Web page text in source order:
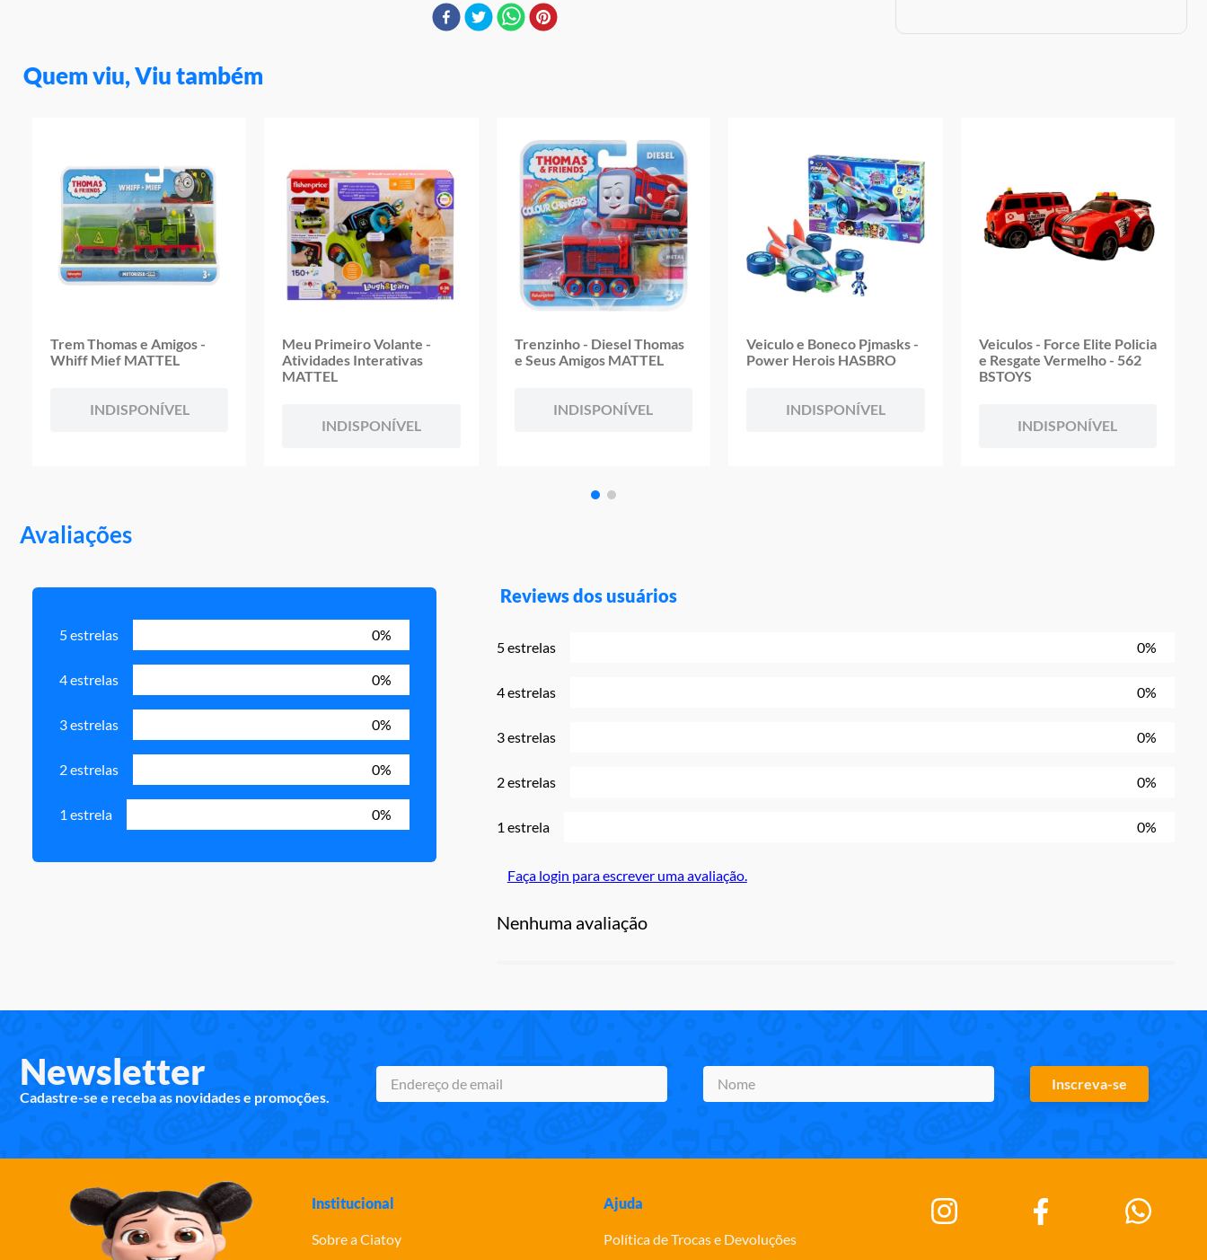
Material: plástico e metal;
Contém: 01 carrinho;
Quem viu, Viu também
Trem Thomas e Amigos -
Whiff Mief MATTEL
INDISPONÍVEL
Meu Primeiro Volante -
Atividades Interativas
MATTEL
INDISPONÍVEL
Trenzinho - Diesel Thomas
e Seus Amigos MATTEL
INDISPONÍVEL
Veiculo e Boneco Pjmasks -
Power Herois HASBRO
INDISPONÍVEL
Veiculos - Force Elite Policia
e Resgate Vermelho - 562
BSTOYS
INDISPONÍVEL
Avaliações
5 estrelas 0%
4 estrelas 0%
3 estrelas 0%
2 estrelas 0%
1 estrela 0%
Reviews dos usuários
5 estrelas 0%
4 estrelas 0%
3 estrelas 0%
2 estrelas 0%
1 estrela 0%
Faça login para escrever uma avaliação.
Nenhuma avaliação
Newsletter
Cadastre-se e receba as novidades e promoções.
Inscreva-se
Institucional
Sobre a Ciatoy
Ajuda
Política de Trocas e Devoluções